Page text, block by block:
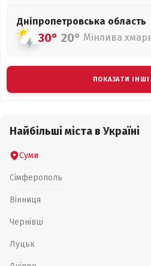
Дніпропетровська область
30° 20° Мінлива
ПОКАЗАТИ ІНШІ
Найбільші міста в Україні
Суми
Сімферополь
Вінниця
Чернівці
Луцьк